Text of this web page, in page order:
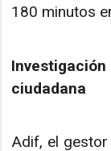
180 minutos
ciudadana
Adif, el